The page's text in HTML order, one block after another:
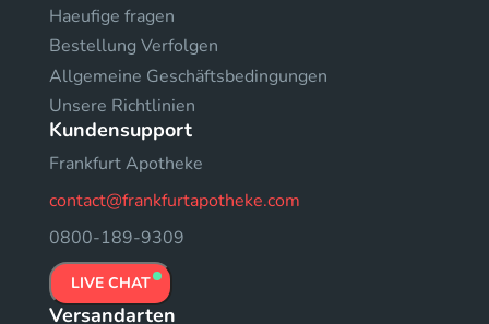
Haeufige fragen
Bestellung Verfolgen
Allgemeine Geschäftsbedingungen
Unsere Richtlinien
Kundensupport
Frankfurt Apotheke
contact@frankfurtapotheke.com
0800-189-9309
LIVE CHAT
Versandarten